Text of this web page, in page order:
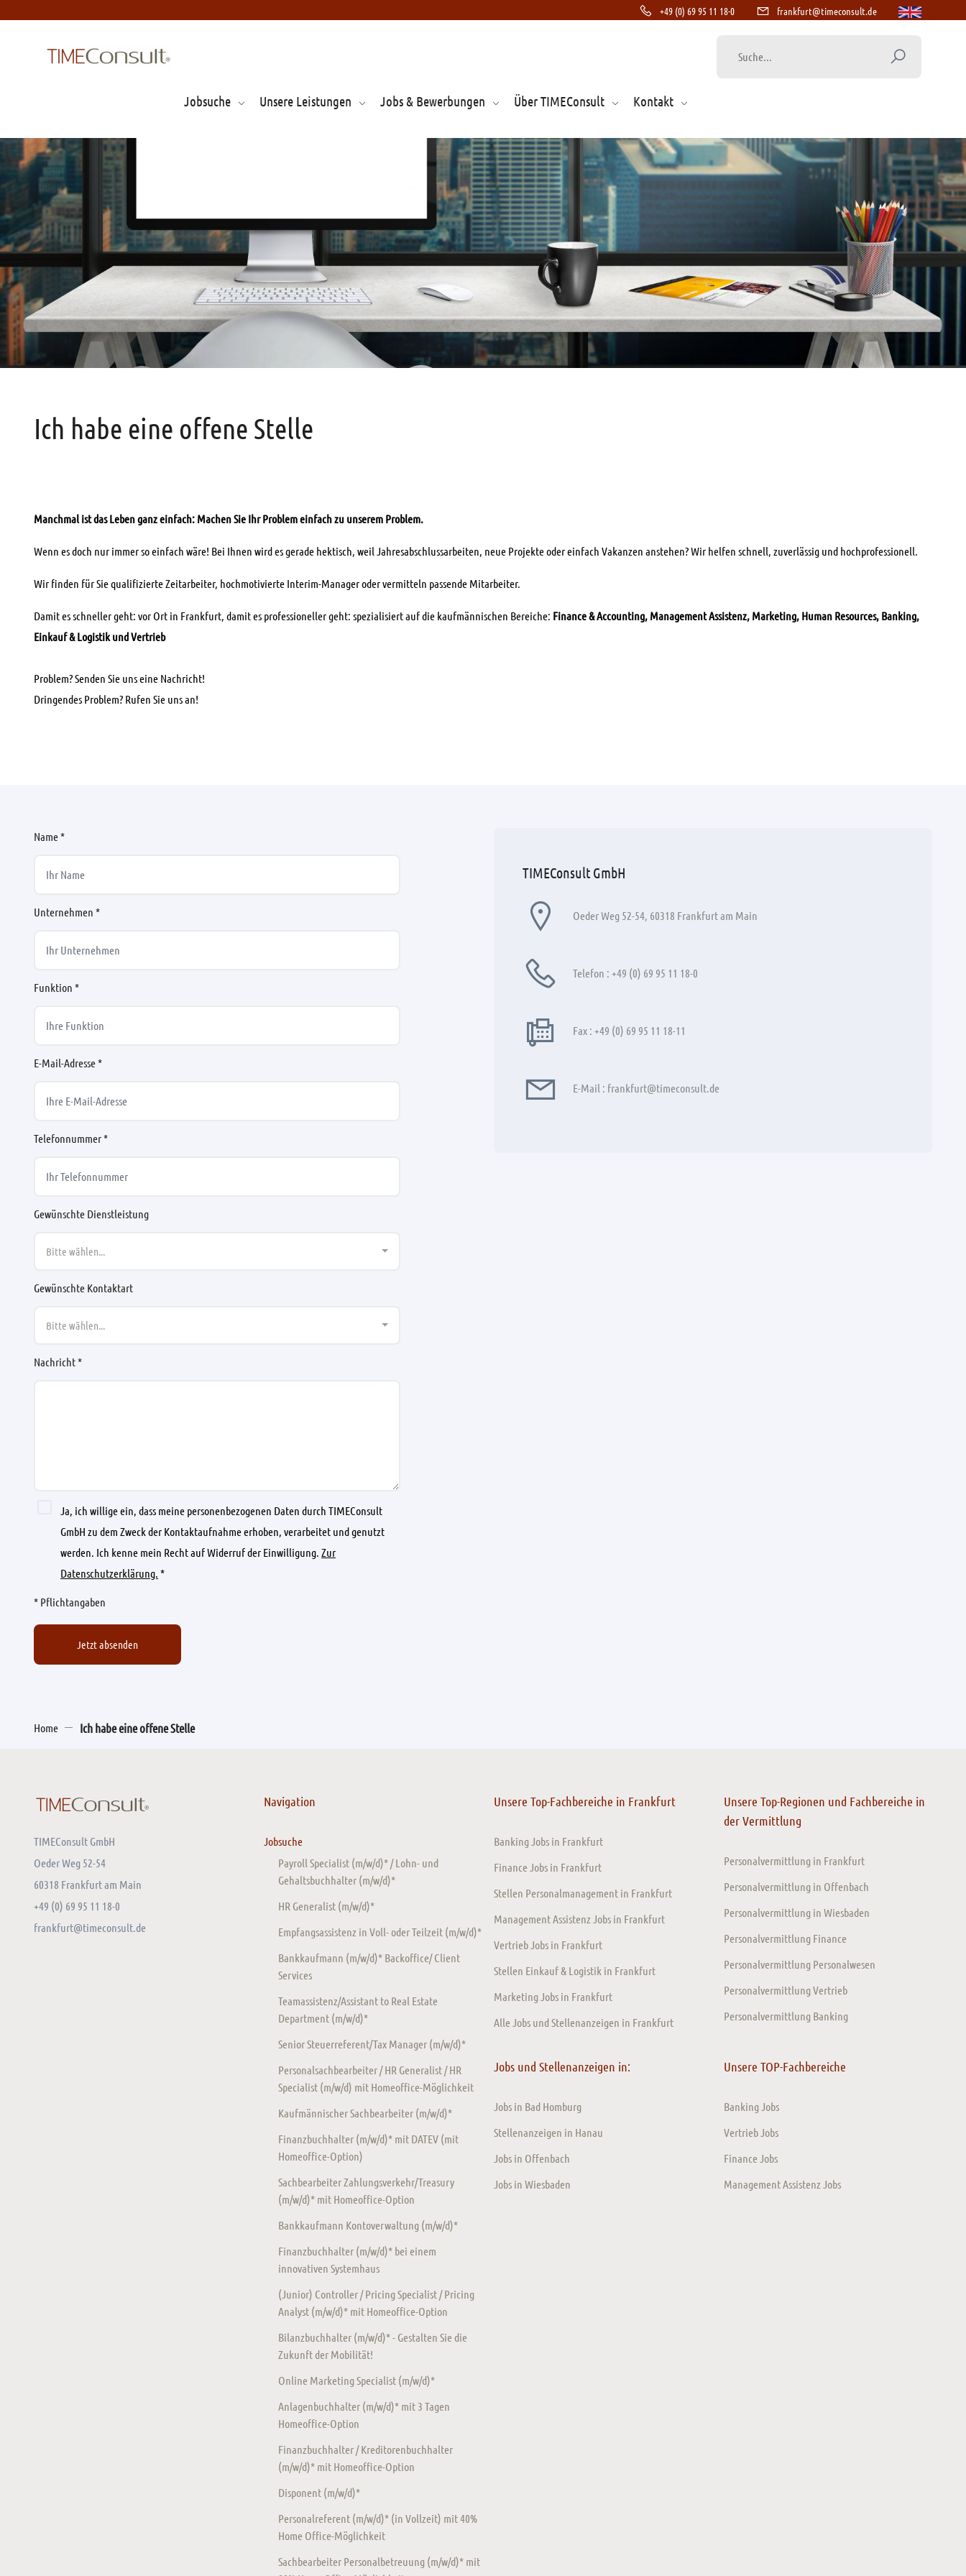
+49 (0) 69 95 11 18-0 frankfurt@timeconsult.de
Jobsuche Unsere Leistungen Jobs & Bewerbungen Über TIMEConsult Kontakt
Ich habe eine offene Stelle
Manchmal ist das Leben ganz einfach: Machen Sie Ihr Problem einfach zu unserem Problem.
Wenn es doch nur immer so einfach wäre! Bei Ihnen wird es gerade hektisch, weil Jahresabschlussarbeiten, neue Projekte oder einfach Vakanzen anstehen? Wir helfen schnell, zuverlässig und hochprofessionell.
Wir finden für Sie qualifizierte Zeitarbeiter, hochmotivierte Interim-Manager oder vermitteln passende Mitarbeiter.
Damit es schneller geht: vor Ort in Frankfurt, damit es professioneller geht: spezialisiert auf die kaufmännischen Bereiche: Finance & Accounting, Management Assistenz, Marketing, Human Resources, Banking,
Einkauf & Logistik und Vertrieb
Problem? Senden Sie uns eine Nachricht!
Dringendes Problem? Rufen Sie uns an!
Name *
Unternehmen *
Funktion *
E-Mail-Adresse *
Telefonnummer *
Gewünschte Dienstleistung
Bitte wählen...
Gewünschte Kontaktart
Bitte wählen...
Nachricht *
Ja, ich willige ein, dass meine personenbezogenen Daten durch TIMEConsult
GmbH zu dem Zweck der Kontaktaufnahme erhoben, verarbeitet und genutzt
werden. Ich kenne mein Recht auf Widerruf der Einwilligung. Zur
Datenschutzerklärung. *
* Pflichtangaben
Jetzt absenden
TIMEConsult GmbH
Oeder Weg 52-54, 60318 Frankfurt am Main
Telefon : +49 (0) 69 95 11 18-0
Fax : +49 (0) 69 95 11 18-11
E-Mail : frankfurt@timeconsult.de
Home Ich habe eine offene Stelle
TIMEConsult GmbH
Oeder Weg 52-54
60318 Frankfurt am Main
+49 (0) 69 95 11 18-0
frankfurt@timeconsult.de
Navigation
Jobsuche
Payroll Specialist (m/w/d)* / Lohn- und
Gehaltsbuchhalter (m/w/d)*
HR Generalist (m/w/d)*
Empfangsassistenz in Voll- oder Teilzeit (m/w/d)*
Bankkaufmann (m/w/d)* Backoffice/ Client
Services
Teamassistenz/Assistant to Real Estate
Department (m/w/d)*
Senior Steuerreferent/Tax Manager (m/w/d)*
Personalsachbearbeiter / HR Generalist / HR
Specialist (m/w/d) mit Homeoffice-Möglichkeit
Kaufmännischer Sachbearbeiter (m/w/d)*
Finanzbuchhalter (m/w/d)* mit DATEV (mit
Homeoffice-Option)
Sachbearbeiter Zahlungsverkehr/Treasury
(m/w/d)* mit Homeoffice-Option
Bankkaufmann Kontoverwaltung (m/w/d)*
Finanzbuchhalter (m/w/d)* bei einem
innovativen Systemhaus
(Junior) Controller / Pricing Specialist / Pricing
Analyst (m/w/d)* mit Homeoffice-Option
Bilanzbuchhalter (m/w/d)* - Gestalten Sie die
Zukunft der Mobilität!
Online Marketing Specialist (m/w/d)*
Anlagenbuchhalter (m/w/d)* mit 3 Tagen
Homeoffice-Option
Finanzbuchhalter / Kreditorenbuchhalter
(m/w/d)* mit Homeoffice-Option
Disponent (m/w/d)*
Personalreferent (m/w/d)* (in Vollzeit) mit 40%
Home Office-Möglichkeit
Sachbearbeiter Personalbetreuung (m/w/d)* mit
Unsere Top-Fachbereiche in Frankfurt
Banking Jobs in Frankfurt
Finance Jobs in Frankfurt
Stellen Personalmanagement in Frankfurt
Management Assistenz Jobs in Frankfurt
Vertrieb Jobs in Frankfurt
Stellen Einkauf & Logistik in Frankfurt
Marketing Jobs in Frankfurt
Alle Jobs und Stellenanzeigen in Frankfurt
Unsere Top-Regionen und Fachbereiche in
der Vermittlung
Personalvermittlung in Frankfurt
Personalvermittlung in Offenbach
Personalvermittlung in Wiesbaden
Personalvermittlung Finance
Personalvermittlung Personalwesen
Personalvermittlung Vertrieb
Personalvermittlung Banking
Jobs und Stellenanzeigen in:
Jobs in Bad Homburg
Stellenanzeigen in Hanau
Jobs in Offenbach
Jobs in Wiesbaden
Unsere TOP-Fachbereiche
Banking Jobs
Vertrieb Jobs
Finance Jobs
Management Assistenz Jobs